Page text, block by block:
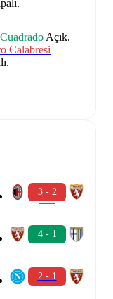
Açık.
Calabresi
3 - 2
4 - 1
2 - 1